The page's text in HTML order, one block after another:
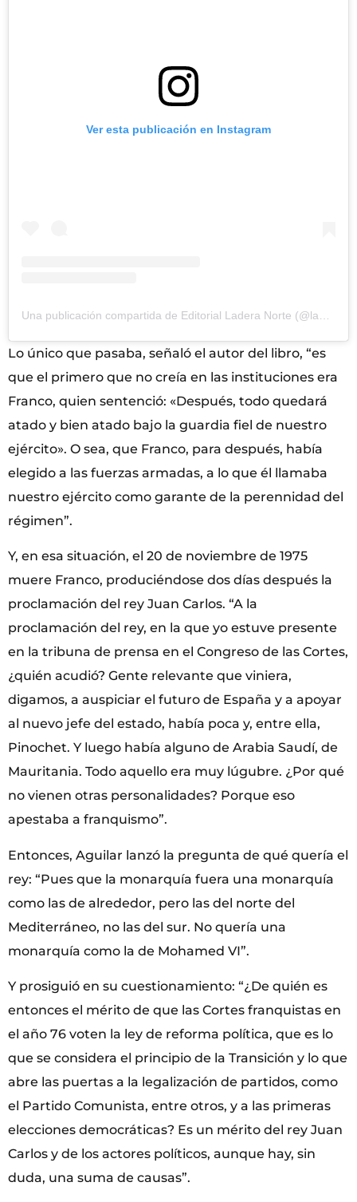
Ver esta publicación en Instagram
Lo único que pasaba, señaló el autor del libro, “es
que el primero que no creía en las instituciones era
Franco, quien sentenció: «Después, todo quedará
atado y bien atado bajo la guardia fiel de nuestro
ejército». O sea, que Franco, para después, había
elegido a las fuerzas armadas, a lo que él llamaba
nuestro ejército como garante de la perennidad del
régimen”.
Y, en esa situación, el 20 de noviembre de 1975
muere Franco, produciéndose dos días después la
proclamación del rey Juan Carlos. “A la
proclamación del rey, en la que yo estuve presente
en la tribuna de prensa en el Congreso de las Cortes,
¿quién acudió? Gente relevante que viniera,
digamos, a auspiciar el futuro de España y a apoyar
al nuevo jefe del estado, había poca y, entre ella,
Pinochet. Y luego había alguno de Arabia Saudí, de
Mauritania. Todo aquello era muy lúgubre. ¿Por qué
no vienen otras personalidades? Porque eso
apestaba a franquismo”.
Entonces, Aguilar lanzó la pregunta de qué quería el
rey: “Pues que la monarquía fuera una monarquía
como las de alrededor, pero las del norte del
Mediterráneo, no las del sur. No quería una
monarquía como la de Mohamed VI”.
Y prosiguió en su cuestionamiento: “¿De quién es
entonces el mérito de que las Cortes franquistas en
el año 76 voten la ley de reforma política, que es lo
que se considera el principio de la Transición y lo que
abre las puertas a la legalización de partidos, como
el Partido Comunista, entre otros, y a las primeras
elecciones democráticas? Es un mérito del rey Juan
Carlos y de los actores políticos, aunque hay, sin
duda, una suma de causas”.